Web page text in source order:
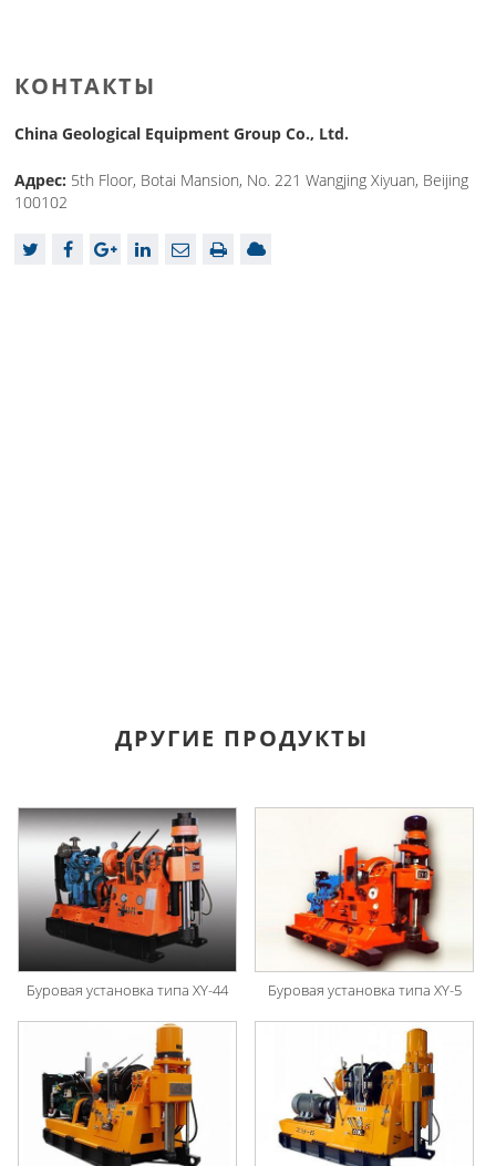
КОНТАКТЫ
China Geological Equipment Group Co., Ltd.
Адрес: 5th Floor, Botai Mansion, No. 221 Wangjing Xiyuan, Beijing
100102
ДРУГИЕ ПРОДУКТЫ
Буровая установка типа XY-44 Буровая установка типа XY-5